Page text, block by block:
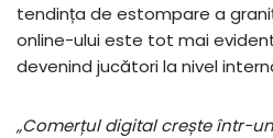
tendința de estompare a
online-ului este tot mai
devenind jucători la nivel
„Comerțul digital crește într-